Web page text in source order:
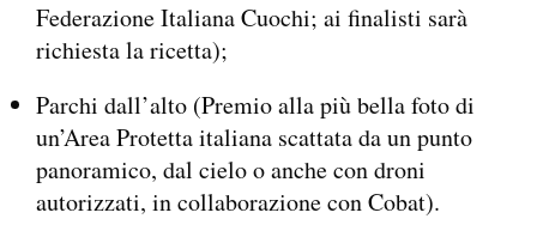
Federazione Italiana Cuochi; ai finalisti sarà
richiesta la ricetta);
Parchi dall’alto (Premio alla più bella foto di
un’Area Protetta italiana scattata da un punto
panoramico, dal cielo o anche con droni
autorizzati, in collaborazione con Cobat).